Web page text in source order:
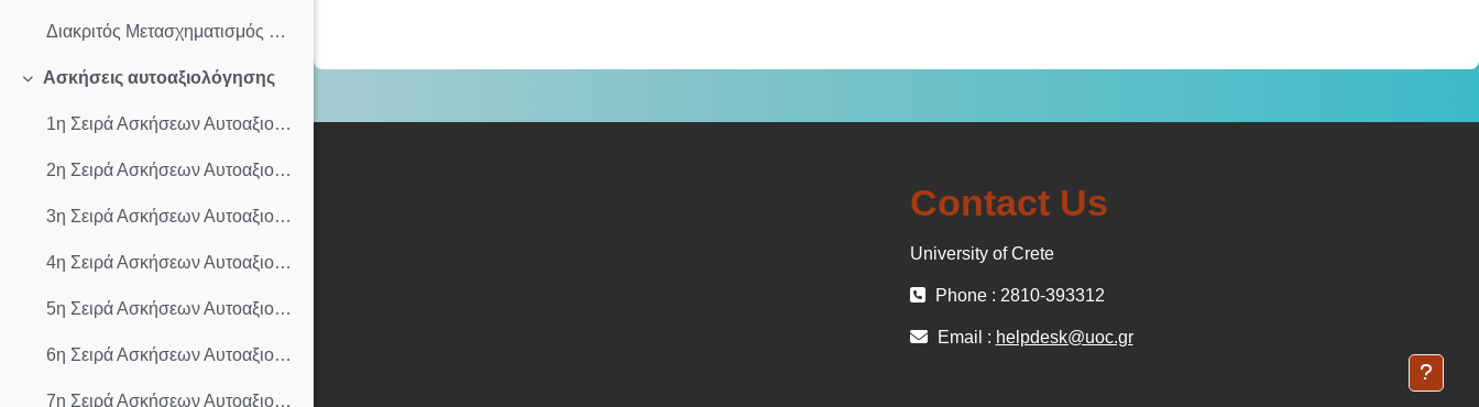
Διακριτός Μετασχηματισμός Fourier
Collapse
Ασκήσεις αυτοαξιολόγησης
1η Σειρά Ασκήσεων Αυτοαξιολόγησης
2η Σειρά Ασκήσεων Αυτοαξιολόγησης
3η Σειρά Ασκήσεων Αυτοαξιολόγησης
4η Σειρά Ασκήσεων Αυτοαξιολόγησης
5η Σειρά Ασκήσεων Αυτοαξιολόγησης
6η Σειρά Ασκήσεων Αυτοαξιολόγησης
7η Σειρά Ασκήσεων Αυτοαξιολόγησης
Contact Us
University of Crete
Phone : 2810-393312
Email : helpdesk@uoc.gr